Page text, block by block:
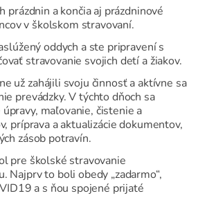
prázdnin a končia aj prázdninové
v školskom stravovaní.
oddych a ste pripravení s
stravovanie svojich detí a žiakov.
už zahájili svoju činnosť a aktívne sa
prevádzky. V týchto dňoch sa
maľovanie, čistenie a
príprava a aktualizácie dokumentov,
zásob potravín.
pre školské stravovanie
Najprv to boli obedy „zadarmo“,
a s ňou spojené prijaté